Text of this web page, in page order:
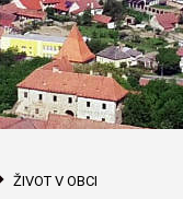
ŽIVOT V OBCI